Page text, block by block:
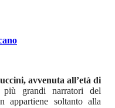
avvenuta all’età di
grandi narratori del
soltanto alla